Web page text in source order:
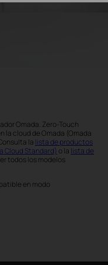
Omada. Zero-Touch
la cloud de Omada (Omada
la lista de productos
Cloud Standard) o la lista de
todos los modelos
en modo